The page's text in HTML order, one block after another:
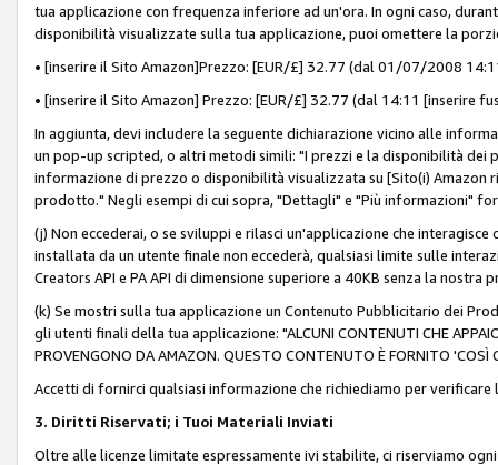
tua applicazione con frequenza inferiore ad un'ora. In ogni caso,
disponibilità visualizzate sulla tua applicazione, puoi omettere la
• [inserire il Sito Amazon]Prezzo: [EUR/£] 32.77 (dal 01/07/2008
• [inserire il Sito Amazon] Prezzo: [EUR/£] 32.77 (dal 14:11 [inserire
In aggiunta, devi includere la seguente dichiarazione vicino alle
un pop-up scripted, o altri metodi simili: "I prezzi e la disponibilità
informazione di prezzo o disponibilità visualizzata su [Sito(i)
prodotto." Negli esempi di cui sopra, "Dettagli" e "Più informazioni"
(j) Non eccederai, o se sviluppi e rilasci un'applicazione che interagisce
installata da un utente finale non eccederà, qualsiasi limite sulle
Creators API e PA API di dimensione superiore a 40KB senza la nostra
(k) Se mostri sulla tua applicazione un Contenuto Pubblicitario dei
gli utenti finali della tua applicazione: "ALCUNI CONTENUTI CHE
PROVENGONO DA AMAZON. QUESTO CONTENUTO È FORNITO
Accetti di fornirci qualsiasi informazione che richiediamo per
3. Diritti Riservati; i Tuoi Materiali Inviati
Oltre alle licenze limitate espressamente ivi stabilite, ci riserviamo